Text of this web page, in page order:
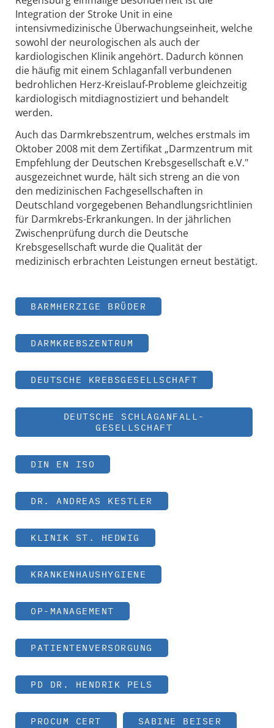
Integration der Stroke Unit in eine
intensivmedizinische Überwachungseinheit, welche
sowohl der neurologischen als auch der
kardiologischen Klinik angehört. Dadurch können
die häufig mit einem Schlaganfall verbundenen
bedrohlichen Herz-Kreislauf-Probleme gleichzeitig
kardiologisch mitdiagnostiziert und behandelt
werden.
Auch das Darmkrebszentrum, welches erstmals im
Oktober 2008 mit dem Zertifikat „Darmzentrum mit
Empfehlung der Deutschen Krebsgesellschaft e.V."
ausgezeichnet wurde, hält sich streng an die von
den medizinischen Fachgesellschaften in
Deutschland vorgegebenen Behandlungsrichtlinien
für Darmkrebs-Erkrankungen. In der jährlichen
Zwischenprüfung durch die Deutsche
Krebsgesellschaft wurde die Qualität der
medizinisch erbrachten Leistungen erneut bestätigt.
BARMHERZIGE BRÜDER
DARMKREBSZENTRUM
DEUTSCHE KREBSGESELLSCHAFT
DEUTSCHE SCHLAGANFALL-
GESELLSCHAFT
DIN EN ISO
DR. ANDREAS KESTLER
KLINIK ST. HEDWIG
KRANKENHAUSHYGIENE
OP-MANAGEMENT
PATIENTENVERSORGUNG
PD DR. HENDRIK PELS
PROCUM CERT SABINE BEISER